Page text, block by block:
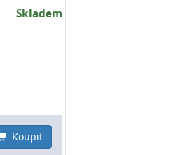
Skladem
Koupit